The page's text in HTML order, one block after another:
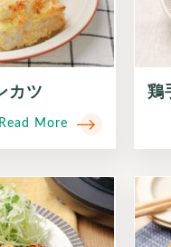
カツ
Read More
鶏